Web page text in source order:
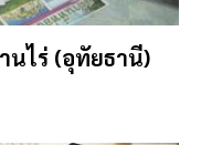
นไร่ (อุทัยธานี)